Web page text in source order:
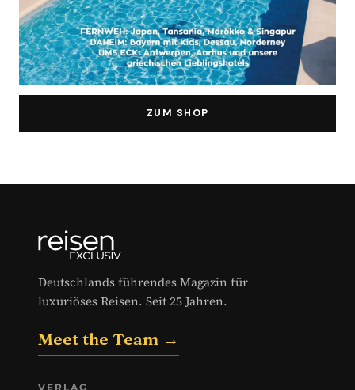
ZUM SHOP
Deutschlands führendes Magazin für
luxuriöses Reisen. Seit 25 Jahren.
Meet the Team →
VERLAG